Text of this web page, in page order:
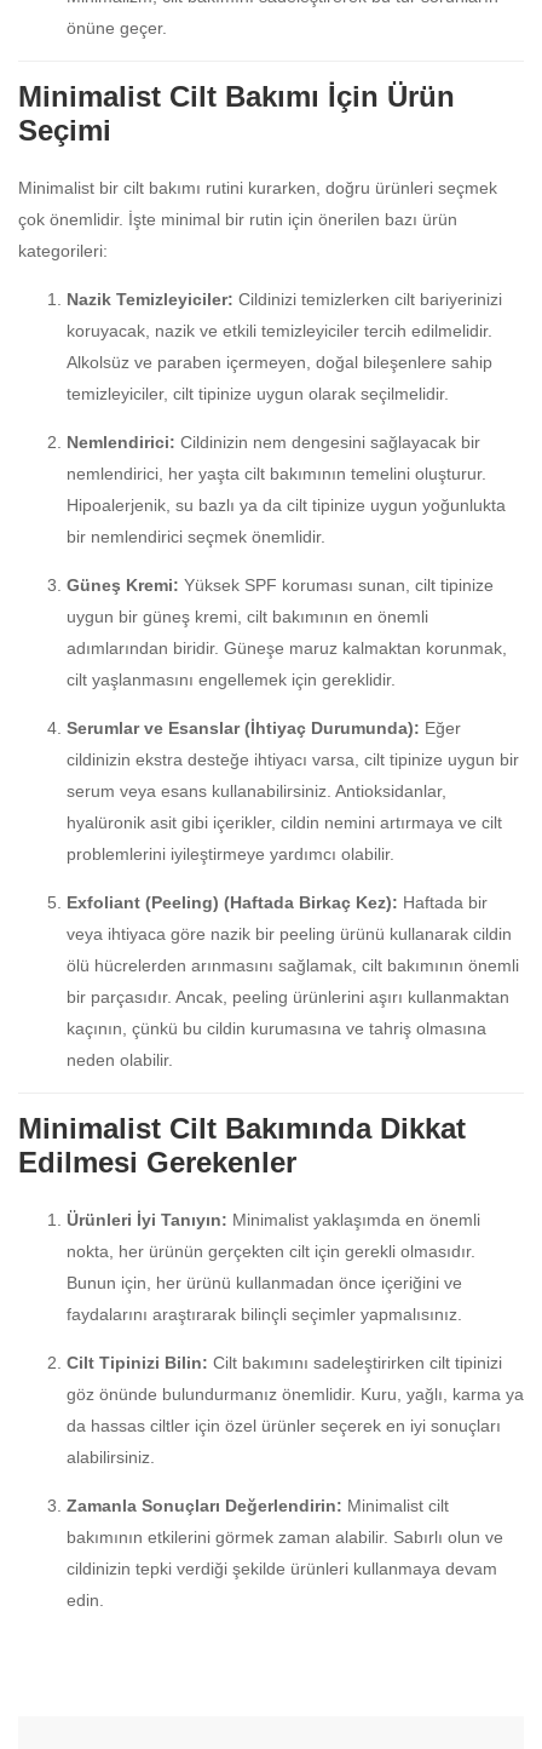
önüne geçer.
Minimalist Cilt Bakımı İçin Ürün
Seçimi
Minimalist bir cilt bakımı rutini kurarken, doğru ürünleri seçmek
çok önemlidir. İşte minimal bir rutin için önerilen bazı ürün
kategorileri:
Nazik Temizleyiciler: Cildinizi temizlerken cilt bariyerinizi
koruyacak, nazik ve etkili temizleyiciler tercih edilmelidir.
Alkolsüz ve paraben içermeyen, doğal bileşenlere sahip
temizleyiciler, cilt tipinize uygun olarak seçilmelidir.
Nemlendirici: Cildinizin nem dengesini sağlayacak bir
nemlendirici, her yaşta cilt bakımının temelini oluşturur.
Hipoalerjenik, su bazlı ya da cilt tipinize uygun yoğunlukta
bir nemlendirici seçmek önemlidir.
Güneş Kremi: Yüksek SPF koruması sunan, cilt tipinize
uygun bir güneş kremi, cilt bakımının en önemli
adımlarından biridir. Güneşe maruz kalmaktan korunmak,
cilt yaşlanmasını engellemek için gereklidir.
Serumlar ve Esanslar (İhtiyaç Durumunda): Eğer
cildinizin ekstra desteğe ihtiyacı varsa, cilt tipinize uygun bir
serum veya esans kullanabilirsiniz. Antioksidanlar,
hyalüronik asit gibi içerikler, cildin nemini artırmaya ve cilt
problemlerini iyileştirmeye yardımcı olabilir.
Exfoliant (Peeling) (Haftada Birkaç Kez): Haftada bir
veya ihtiyaca göre nazik bir peeling ürünü kullanarak cildin
ölü hücrelerden arınmasını sağlamak, cilt bakımının önemli
bir parçasıdır. Ancak, peeling ürünlerini aşırı kullanmaktan
kaçının, çünkü bu cildin kurumasına ve tahriş olmasına
neden olabilir.
Minimalist Cilt Bakımında Dikkat
Edilmesi Gerekenler
Ürünleri İyi Tanıyın: Minimalist yaklaşımda en önemli
nokta, her ürünün gerçekten cilt için gerekli olmasıdır.
Bunun için, her ürünü kullanmadan önce içeriğini ve
faydalarını araştırarak bilinçli seçimler yapmalısınız.
Cilt Tipinizi Bilin: Cilt bakımını sadeleştirirken cilt tipinizi
göz önünde bulundurmanız önemlidir. Kuru, yağlı, karma ya
da hassas ciltler için özel ürünler seçerek en iyi sonuçları
alabilirsiniz.
Zamanla Sonuçları Değerlendirin: Minimalist cilt
bakımının etkilerini görmek zaman alabilir. Sabırlı olun ve
cildinizin tepki verdiği şekilde ürünleri kullanmaya devam
edin.